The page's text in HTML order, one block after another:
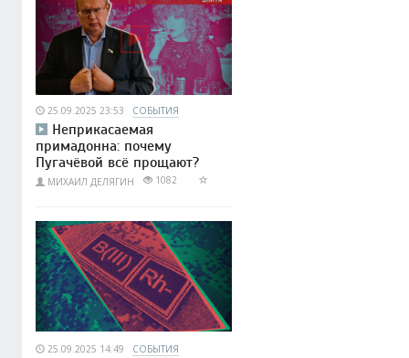
25.09.2025 23:53 СОБЫТИЯ
Неприкасаемая
примадонна: почему
Пугачёвой всё прощают?
МИХАИЛ ДЕЛЯГИН 1082
25.09.2025 14:49 СОБЫТИЯ